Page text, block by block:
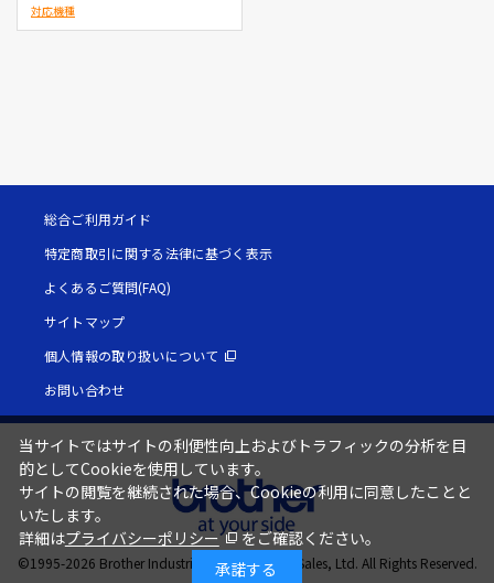
対応機種
総合ご利用ガイド
特定商取引に関する法律に基づく表示
よくあるご質問(FAQ)
サイトマップ
個人情報の取り扱いについて
お問い合わせ
©1995-2026 Brother Industries, Ltd. / Brother Sales, Ltd. All Rights Reserved.
当サイトではサイトの利便性向上およびトラフィックの分析を目
的としてCookieを使用しています。
サイトの閲覧を継続された場合、Cookieの利用に同意したことと
いたします。
詳細はプライバシーポリシー
をご確認ください。
承諾する